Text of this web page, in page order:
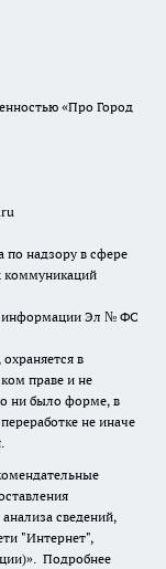
«Про Город
по надзору в сфере
коммуникаций
информации Эл № ФС
в
праве и не
ни было форме, в
не иначе
сведений,
"Интернет",
Подробнее